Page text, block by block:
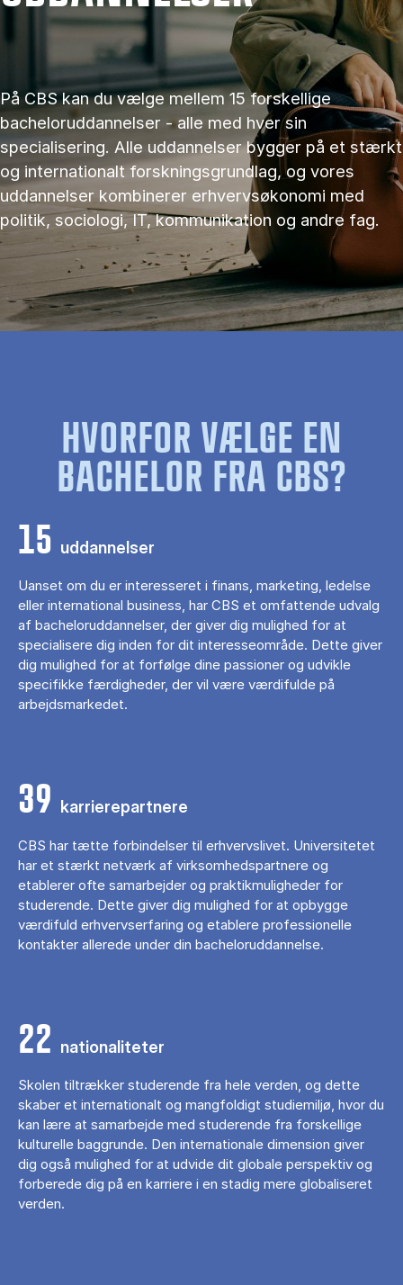
På CBS kan du vælge mellem 15 forskellige
bacheloruddannelser - alle med hver sin
specialisering. Alle uddannelser bygger på et stærkt
og internationalt forskningsgrundlag, og vores
uddannelser kombinerer erhvervsøkonomi med
politik, sociologi, IT, kommunikation og andre fag.
HVORFOR VÆLGE EN
BACHELOR FRA CBS?
15 uddannelser
Uanset om du er interesseret i finans, marketing, ledelse
eller international business, har CBS et omfattende udvalg
af bacheloruddannelser, der giver dig mulighed for at
specialisere dig inden for dit interesseområde. Dette giver
dig mulighed for at forfølge dine passioner og udvikle
specifikke færdigheder, der vil være værdifulde på
arbejdsmarkedet.
39 karrierepartnere
CBS har tætte forbindelser til erhvervslivet. Universitetet
har et stærkt netværk af virksomhedspartnere og
etablerer ofte samarbejder og praktikmuligheder for
studerende. Dette giver dig mulighed for at opbygge
værdifuld erhvervserfaring og etablere professionelle
kontakter allerede under din bacheloruddannelse.
22 nationaliteter
Skolen tiltrækker studerende fra hele verden, og dette
skaber et internationalt og mangfoldigt studiemiljø, hvor du
kan lære at samarbejde med studerende fra forskellige
kulturelle baggrunde. Den internationale dimension giver
dig også mulighed for at udvide dit globale perspektiv og
forberede dig på en karriere i en stadig mere globaliseret
verden.